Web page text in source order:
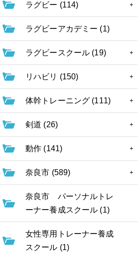
ラグビー (114)
ラグビーアカデミー (1)
ラグビースクール (19)
リハビリ (150)
体幹トレーニング (111)
剣道 (26)
動作 (141)
奈良市 (589)
奈良市 パーソナルトレ
ーナー養成スクール (1)
女性専用トレーナー養成
スクール (1)